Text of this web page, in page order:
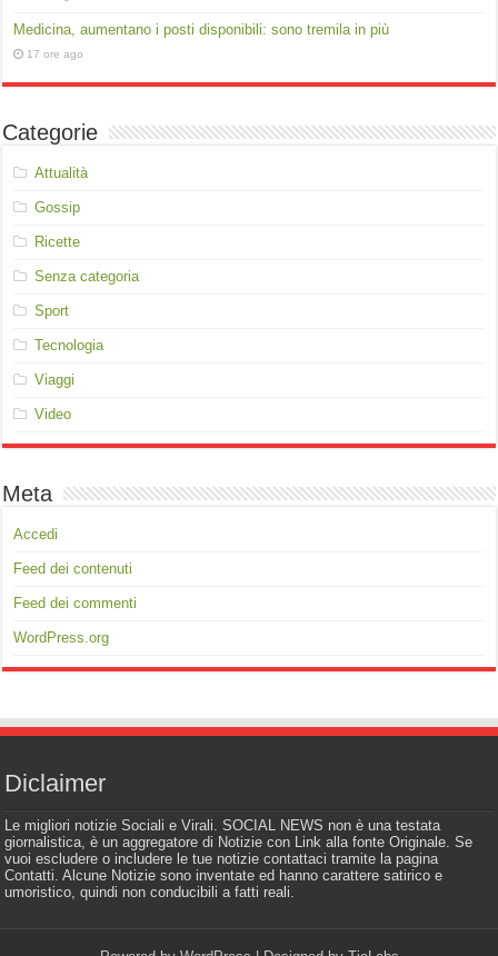
Medicina, aumentano i posti disponibili: sono tremila in più
17 ore ago
Categorie
Attualità
Gossip
Ricette
Senza categoria
Sport
Tecnologia
Viaggi
Video
Meta
Accedi
Feed dei contenuti
Feed dei commenti
WordPress.org
Diclaimer
Le migliori notizie Sociali e Virali. SOCIAL NEWS non è una testata
giornalistica, è un aggregatore di Notizie con Link alla fonte Originale. Se
vuoi escludere o includere le tue notizie contattaci tramite la pagina
Contatti. Alcune Notizie sono inventate ed hanno carattere satirico e
umoristico, quindi non conducibili a fatti reali.